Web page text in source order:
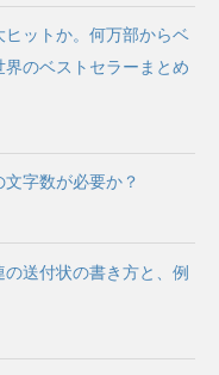
ットか。何万部からベ
のベストセラーまとめ
字数が必要か？
の送付状の書き方と、例